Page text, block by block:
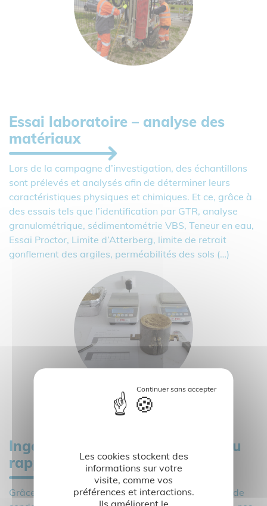
Essai laboratoire – analyse des
matériaux
Lors de la campagne d’investigation, des échantillons
sont prélevés et analysés afin de déterminer leurs
caractéristiques physiques et chimiques. Et ce, grâce à
des essais tels que l’identification par GTR, analyse
granulométrique, sédimentométrie VBS, Teneur en eau,
Essai Proctor, Limite d’Atterberg, limite de retrait
gonflement des argiles, perméabilités des sols (…)
Ingénierie des sols – rédaction du
rapport
Grâce aux données récoltées lors de la campagne de
Les cookies stockent des
informations sur votre
visite, comme vos
préférences et interactions.
Ils améliorent le